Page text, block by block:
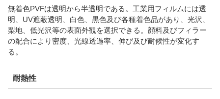
無着色PVFは透明から半透明である。工業用フィルムには透
明、UV遮蔽透明、白色、黒色及び各種着色品があり、光沢、
梨地、低光沢等の表面外観を選択できる。顔料及びフィラー
の配合により密度、光線透過率、伸び及び耐候性が変化す
る。
耐熱性